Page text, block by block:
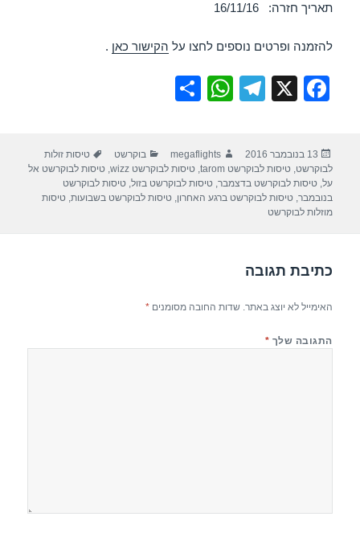
תאריך חזרה: 16/11/16
להזמנה ופרטים נוספים לחצו על הקישור כאן .
F
e
b
o
k
X
T
gr
a
W
s
A
e
פורסם
בתאריך
13 בנובמבר 2016 מחבר
megaflights קטגוריות
בוקרשט תגיות
טיסות זולות
לבוקרשט,טיסות לבוקרשט tarom ,טיסות לבוקרשט wizz ,טיסות לבוקרשט אל
על,טיסות לבוקרשט בדצמבר,טיסות לבוקרשט בזול,טיסות לבוקרשט
בנובמבר,טיסות לבוקרשט ברגע האחרון,טיסות לבוקרשט בשבועות,טיסות
מוזלות לבוקרשט
כתיבת תגובה
האימייל לא יוצג באתר. שדות החובה מסומנים*
התגובה שלך *